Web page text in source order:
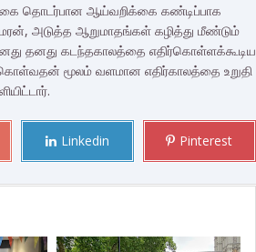
தொடர்பான ஆய்வறிக்கை கண்டிப்பாக
அடுத்த ஆறுமாதங்கள் கழித்து மீண்டும்
தனது கடந்தகாலத்தை எதிர்கொள்ளக்கூடிய
மூலம் வளமான எதிர்காலத்தை உறுதி
Linkedin Pinterest